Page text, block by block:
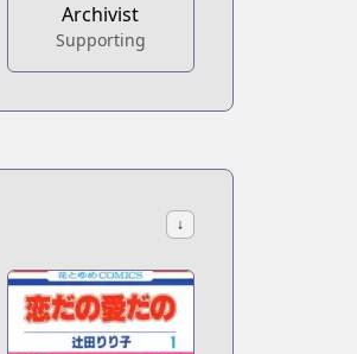
Archivist
Supporting
↓